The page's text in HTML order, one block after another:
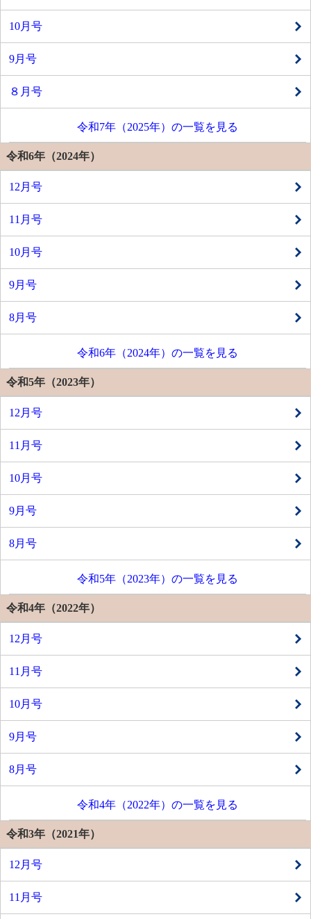
10月号
9月号
８月号
令和7年（2025年）の一覧を見る
令和6年（2024年）
12月号
11月号
10月号
9月号
8月号
令和6年（2024年）の一覧を見る
令和5年（2023年）
12月号
11月号
10月号
9月号
8月号
令和5年（2023年）の一覧を見る
令和4年（2022年）
12月号
11月号
10月号
9月号
8月号
令和4年（2022年）の一覧を見る
令和3年（2021年）
12月号
11月号